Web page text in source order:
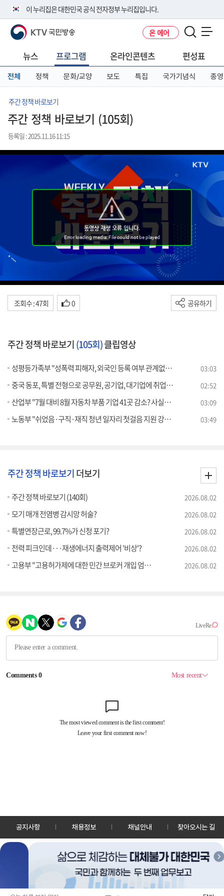
이 누리집은 대한민국 공식 전자정부 누리집입니다.
공식 누리집 주소 확인하기
니다.
이밖에 or.kr 또는 .kr등 다른 도메인 주소를 사용하고 있다면 아래 URL에
서 도메인 주소를 확인해 보세요
KTV 국민방송 온 에어
뉴스 프로그램 온라인콘텐츠 편성표
전체 정책 문화/교양 보도 특집 국가기념식 종영
주간 정책 바로보기
주간 정책 바로보기 (105회)
등록일 : 2025.11.16 11:15
조회수 : 47회 0 공유하기
주간 정책 바로보기(105회)클립영상
성평등가족부 "성폭력 피해자, 외국인 등록 여부 관계없이 긴급 의료지원" 03:03
중국 동포, 특별 전형으로 공무원, 공기업, 대기업에 취업? "사실 아냐" 02:52
산업부 "7월 대비 8월 자동차 부품 기업 41곳 감소? 사실과 달라" 03:09
노동부 "쉬었음·구직·재직 청년 일자리 첫걸음 지원 강화할 것" 03:49
주간 정책 바로보기더보기
주간 정책 바로보기 (140회) 2026.08.02
모기 매개 전염병 감시망 허술? 2026.08.02
특별연장근로, 99.7%가 신청 포기? 2026.08.02
전력 피크인데···재생에너지 출력제어 '비상'? 2026.08.02
고용부 "고용허가제에 대한 민간 브로커 개입 엄격히 차단" 2026.08.02
공지사항 채용정보 채널안내 찾아오시는 길
30128 세종특별자치시 정부2청사로 13 한국정책방송원 KTV
TEL: 044-204-8000
Copyrightⓒ KTV 국민방송 All Rights Reserved.
PC버전 앱 다운로드